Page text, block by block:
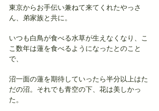
東京からお手伝い兼ねて来てくれたやっさ
ん、弟家族と共に。
いつも白鳥が食べる水草が生えなくなり、こ
こ数年は蓮を食べるようになったとのこと
で、
沼一面の蓮を期待していったら半分以上はた
だの沼。それでも青空の下、花は美しかっ
た。